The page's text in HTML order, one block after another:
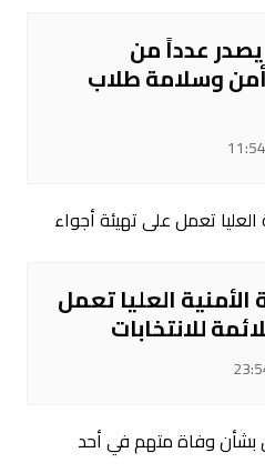
عدداً من
وسلامة طلاب
العليا تعمل
للانتخابات